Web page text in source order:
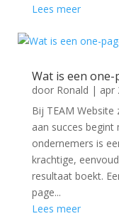
Lees meer
Wat is een one-
door Ronald | apr
Bij TEAM Website
aan succes begint
ondernemers is
krachtige,
resultaat boekt.
page...
Lees meer